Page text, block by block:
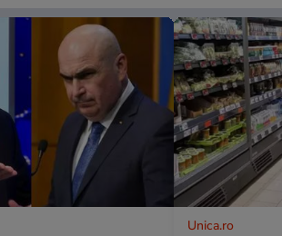
Unica.ro